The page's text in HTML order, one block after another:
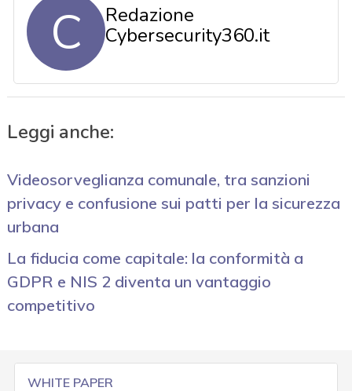
C
Redazione
Cybersecurity360.it
Leggi anche:
Videosorveglianza comunale, tra sanzioni
privacy e confusione sui patti per la sicurezza
urbana
La fiducia come capitale: la conformità a
GDPR e NIS 2 diventa un vantaggio
competitivo
WHITE PAPER